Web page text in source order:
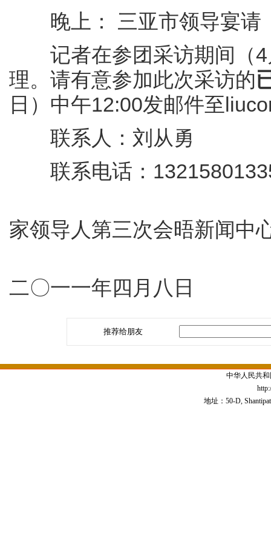
晚上： 三亚市领导宴请
记者在参团采访期间（4
理。请有意参加此次采访的
日）中午12:00发邮件至
联系人：刘从勇
联系电话：
家领导人第三次会晤新闻中
二〇一一年四月八日
推荐给朋友
中华人民共
地址：50-D,